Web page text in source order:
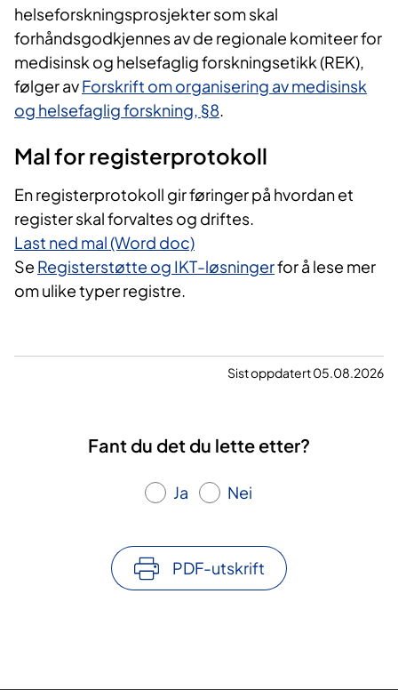
helseforskningsprosjekter som skal
forhåndsgodkjennes av de regionale komiteer for
medisinsk og helsefaglig forskningsetikk (REK),
følger avForskrift om organisering av medisinsk
og helsefaglig forskning, §8.
Mal for registerprotokoll
En registerprotokoll gir føringer på hvordan et
register skal forvaltes og driftes.
Last ned mal (Word doc)
Se Registerstøtte og IKT-løsningerfor å lese mer
om ulike typer registre.
Sist oppdatert 05.08.2026
Fant du det du lette etter?
Ja Nei
PDF-utskrift